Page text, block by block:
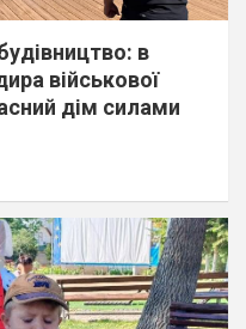
в
військової
дім силами